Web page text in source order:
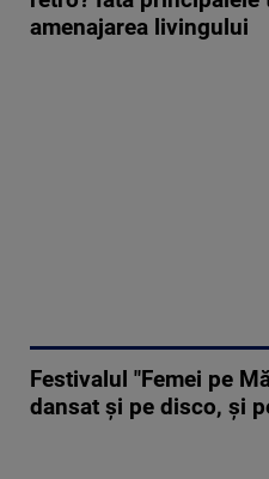
amenajarea livingului
Festivalul "Femei pe
dansat şi pe disco, şi